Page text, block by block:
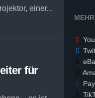
einer...
für